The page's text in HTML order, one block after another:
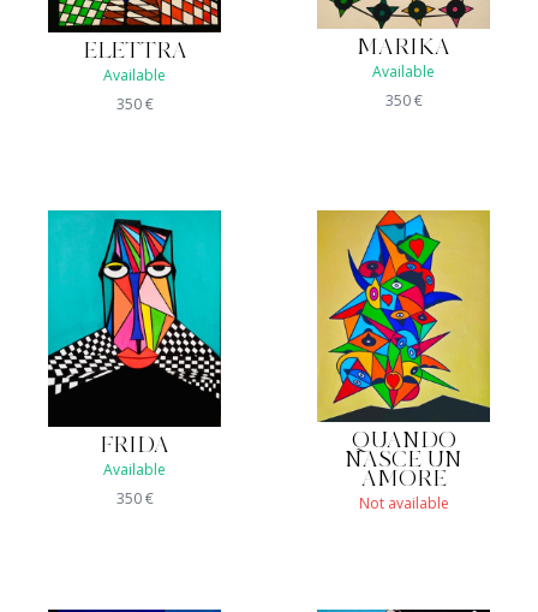
ELETTRA
Available
350€
MARIKA
Available
350€
FRIDA
Available
350€
QUANDO
NASCE UN
AMORE
Not available